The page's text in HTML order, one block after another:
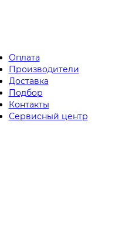
Оплата
Производители
Доставка
Подбор
Контакты
Сервисный центр